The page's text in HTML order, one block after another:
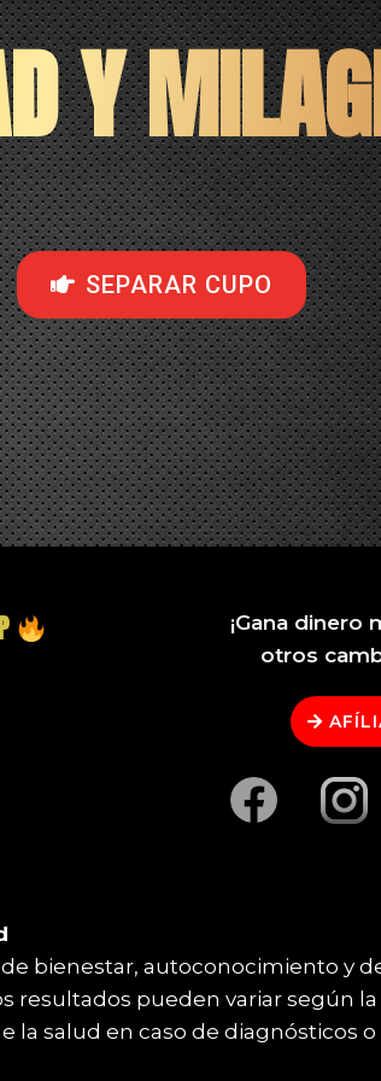
Y
SEPARAR CUPO
¡Gana dinero
otros
bienestar, autoconocimiento y
resultados pueden variar según
la salud en caso de diagnósticos